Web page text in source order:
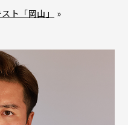
ト「岡山」 »